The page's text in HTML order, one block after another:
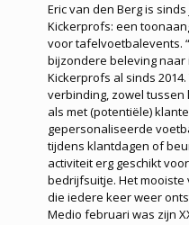
Eric van den Berg is
Kickerprofs: een
voor tafelvoetbalevents.
bijzondere beleving
Kickerprofs al sinds
verbinding, zowel tussen
als met (potentiële)
gepersonaliseerde
tijdens klantdagen of
activiteit erg geschikt
bedrijfsuitje. Het mooiste
die iedere keer weer
Medio februari was zijn